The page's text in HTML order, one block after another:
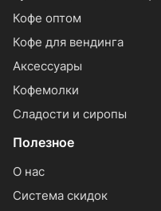
Кофе оптом
Кофе для вендинга
Аксессуары
Кофемолки
Сладости и сиропы
Полезное
О нас
Система скидок